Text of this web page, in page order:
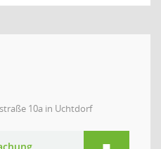
10a in Uchtdorf